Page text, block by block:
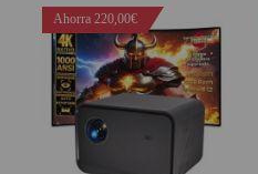
Ahorra 220,00€